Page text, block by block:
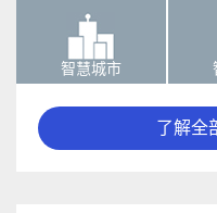
智慧城市
了解全